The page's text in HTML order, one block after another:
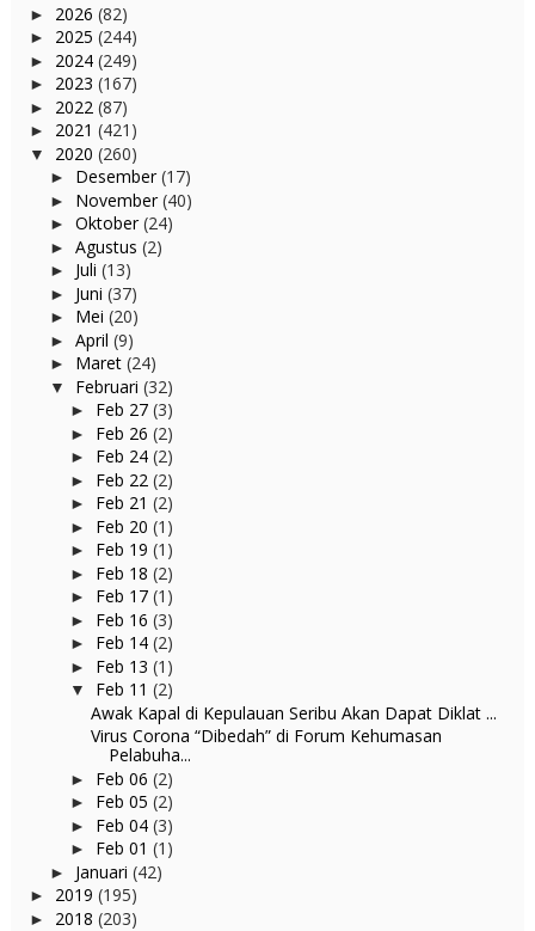
► 2026 (82)
► 2025 (244)
► 2024 (249)
► 2023 (167)
► 2022 (87)
► 2021 (421)
▼ 2020 (260)
► Desember(17)
► November(40)
► Oktober(24)
► Agustus (2)
► Juli (13)
► Juni (37)
► Mei (20)
► April (9)
► Maret (24)
▼ Februari (32)
► Feb 27 (3)
► Feb 26 (2)
► Feb 24 (2)
► Feb 22 (2)
► Feb 21 (2)
► Feb 20 (1)
► Feb 19 (1)
► Feb 18 (2)
► Feb 17 (1)
► Feb 16 (3)
► Feb 14 (2)
► Feb 13 (1)
▼ Feb 11 (2)
Awak Kapal di Kepulauan Seribu Akan Dapat Diklat ...
Virus Corona “Dibedah” di Forum Kehumasan
Pelabuha...
► Feb 06 (2)
► Feb 05 (2)
► Feb 04 (3)
► Feb 01 (1)
► Januari (42)
► 2019 (195)
► 2018 (203)